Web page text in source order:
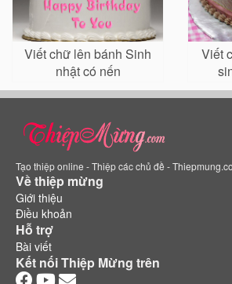
Viết chữ lên bánh Sinh
nhật có nến
Viết
Tạo thiệp online - Thiệp các chủ đề -
Về thiệp mừng
Giới thiệu
Điều khoản
Hỗ trợ
Bài viết
Kết nối Thiệp Mừng trên